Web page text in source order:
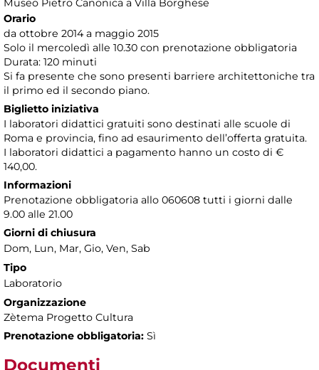
Museo Pietro Canonica a Villa Borghese
Orario
da ottobre 2014 a maggio 2015
Solo il mercoledì alle 10.30 con prenotazione obbligatoria
Durata: 120 minuti
Si fa presente che sono presenti barriere architettoniche tra
il primo ed il secondo piano.
Biglietto iniziativa
I laboratori didattici gratuiti sono destinati alle scuole di
Roma e provincia, fino ad esaurimento dell’offerta gratuita.
I laboratori didattici a pagamento hanno un costo di €
140,00.
Informazioni
Prenotazione obbligatoria allo 060608 tutti i giorni dalle
9.00 alle 21.00
Giorni di chiusura
Dom, Lun, Mar, Gio, Ven, Sab
Tipo
Laboratorio
Organizzazione
Zètema Progetto Cultura
Prenotazione obbligatoria: Sì
Documenti